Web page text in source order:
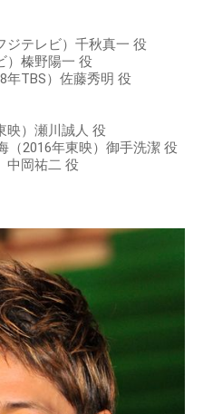
ジテレビ）千秋真一 役
）榛野陽一 役
年TBS）佐藤秀明 役
映）瀬川誠人 役
（2016年東映）御手洗潔 役
中岡祐二 役